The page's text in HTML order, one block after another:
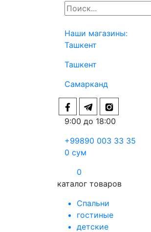
Наши магазины:
Ташкент
Ташкент
Самарканд
9:00 до 18:00
+99890 003 33 35
0 сум
0
каталог товаров
Спальни
гостиные
детские